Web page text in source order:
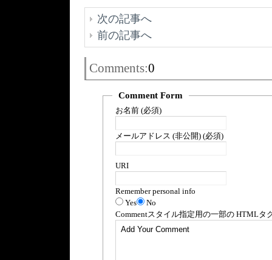
次の記事へ
前の記事へ
Comments:0
Comment Form
お名前 (必須)
メールアドレス (非公開) (必須)
URI
Remember personal info
Yes
No
Commentスタイル指定用の一部の HTMLタ